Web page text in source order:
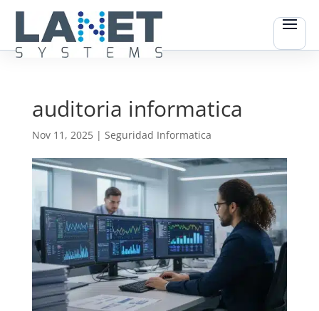
auditoria informatica
Nov 11, 2025| Seguridad Informatica